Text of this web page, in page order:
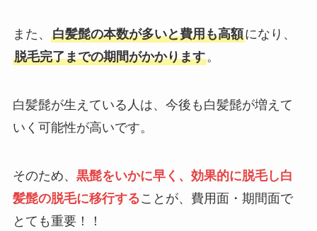
また、 白髪髭の本数が多いと費用も高額になり、
脱毛完了までの期間がかかります。
白髪髭が生えている人は、今後も白髪髭が増えて
いく可能性が高いです。
そのため、 黒髭をいかに早く、効果的に脱毛し白
髪髭の脱毛に移行することが、費用面・期間面で
とても重要！！